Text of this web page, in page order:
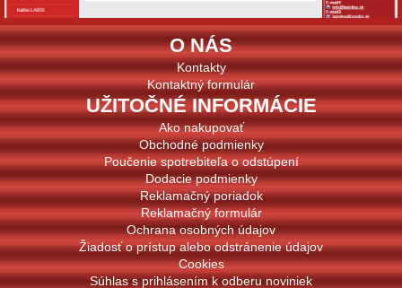
O NÁS
Kontakty
Kontaktný formulár
UŽITOČNÉ INFORMÁCIE
Ako nakupovať
Obchodné podmienky
Poučenie spotrebiteľa o odstúpení
Dodacie podmienky
Reklamačný poriadok
Reklamačný formulár
Ochrana osobných údajov
Žiadosť o prístup alebo odstránenie údajov
Cookies
Súhlas s prihlásením k odberu noviniek